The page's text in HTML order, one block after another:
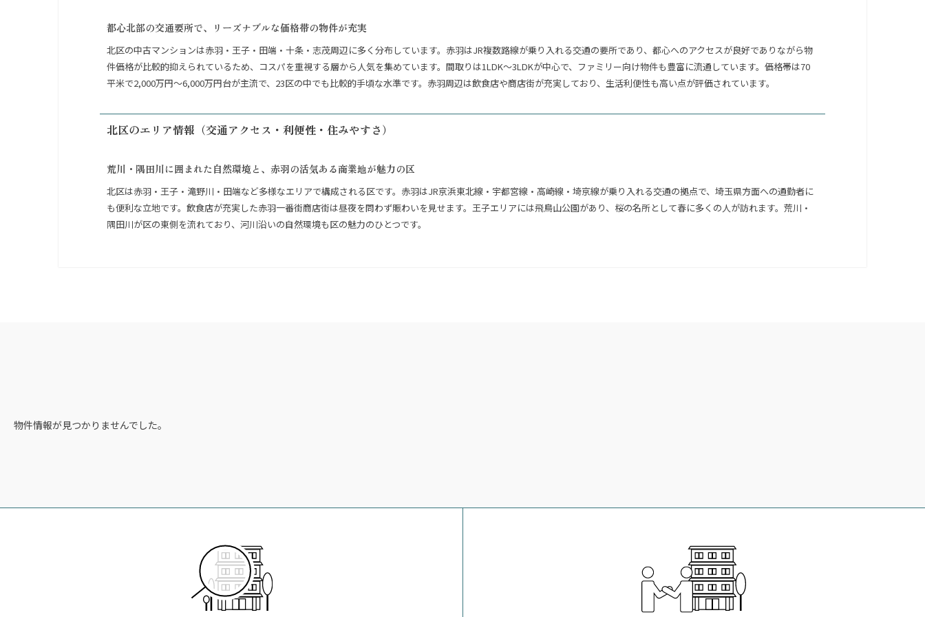
都心北部の交通要所で、リーズナブルな価格帯の物件が充実
北区の中古マンションは赤羽・王子・田端・十条・志茂周辺に多く分布しています。赤羽はJR複数路線が乗り入れる交通の要所であり、都心へのアクセスが良好でありながら物
件価格が比較的抑えられているため、コスパを重視する層から人気を集めています。間取りは1LDK〜3LDKが中心で、ファミリー向け物件も豊富に流通しています。価格帯は70
平米で2,000万円〜6,000万円台が主流で、23区の中でも比較的手頃な水準です。赤羽周辺は飲食店や商店街が充実しており、生活利便性も高い点が評価されています。
北区のエリア情報（交通アクセス・利便性・住みやすさ）
荒川・隅田川に囲まれた自然環境と、赤羽の活気ある商業地が魅力の区
北区は赤羽・王子・滝野川・田端など多様なエリアで構成される区です。赤羽はJR京浜東北線・宇都宮線・高崎線・埼京線が乗り入れる交通の拠点で、埼玉県方面への通勤者に
も便利な立地です。飲食店が充実した赤羽一番街商店街は昼夜を問わず賑わいを見せます。王子エリアには飛鳥山公園があり、桜の名所として春に多くの人が訪れます。荒川・
隅田川が区の東側を流れており、河川沿いの自然環境も区の魅力のひとつです。
物件情報が見つかりませんでした。